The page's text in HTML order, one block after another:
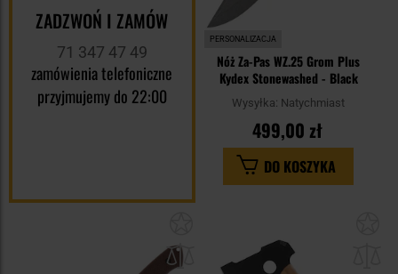
ZADZWOŃ I ZAMÓW
71 347 47 49
zamówienia telefoniczne
przyjmujemy do 22:00
PERSONALIZACJA
Nóż Za-Pas WZ.25 Grom Plus
Kydex Stonewashed - Black
Wysyłka: Natychmiast
499,00 zł
DO KOSZYKA
schowka